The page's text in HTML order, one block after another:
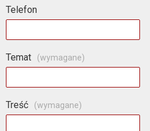
Telefon
Temat (wymagane)
Treść (wymagane)